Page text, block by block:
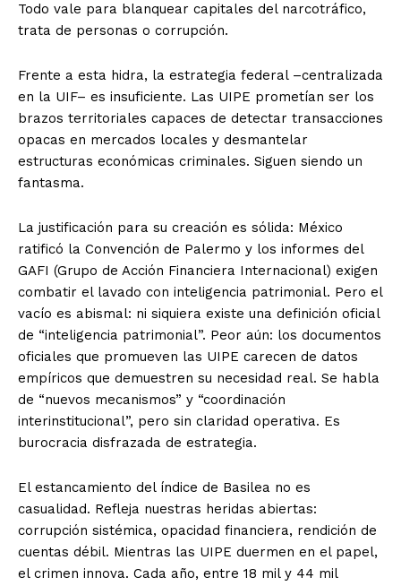
Todo vale para blanquear capitales del narcotráfico,
trata de personas o corrupción.
Frente a esta hidra, la estrategia federal –centralizada
en la UIF– es insuficiente. Las UIPE prometían ser los
brazos territoriales capaces de detectar transacciones
opacas en mercados locales y desmantelar
estructuras económicas criminales. Siguen siendo un
fantasma.
La justificación para su creación es sólida: México
ratificó la Convención de Palermo y los informes del
GAFI (Grupo de Acción Financiera Internacional) exigen
combatir el lavado con inteligencia patrimonial. Pero el
vacío es abismal: ni siquiera existe una definición oficial
de “inteligencia patrimonial”. Peor aún: los documentos
oficiales que promueven las UIPE carecen de datos
empíricos que demuestren su necesidad real. Se habla
de “nuevos mecanismos” y “coordinación
interinstitucional”, pero sin claridad operativa. Es
burocracia disfrazada de estrategia.
El estancamiento del índice de Basilea no es
casualidad. Refleja nuestras heridas abiertas:
corrupción sistémica, opacidad financiera, rendición de
cuentas débil. Mientras las UIPE duermen en el papel,
el crimen innova. Cada año, entre 18 mil y 44 mil